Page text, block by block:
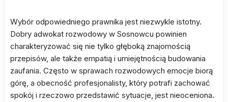
Wybór odpowiedniego prawnika jest niezwykle istotny.
Dobry adwokat rozwodowy w Sosnowcu powinien
charakteryzować się nie tylko głęboką znajomością
przepisów, ale także empatią i umiejętnością budowania
zaufania. Często w sprawach rozwodowych emocje biorą
górę, a obecność profesjonalisty, który potrafi zachować
spokój i rzeczowo przedstawić sytuacje, jest nieoceniona.